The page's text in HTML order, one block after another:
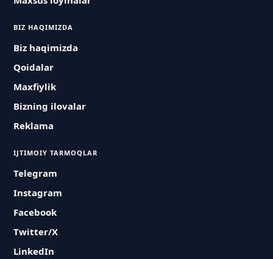
BIZ HAQIMIZDA
Biz haqimizda
Qoidalar
Maxfiylik
Bizning ilovalar
Reklama
IJTIMOIY TARMOQLAR
Telegram
Instagram
Facebook
Twitter/X
LinkedIn